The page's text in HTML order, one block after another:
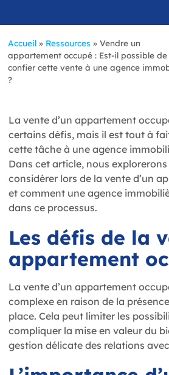
Accueil » Ressources »Vendre un
appartement occupé : Est-il possible de
confier cette vente à une agence
?
La vente d’un appartement
certains défis, mais il est tout à
cette tâche à une agence
Dans cet article, nous
considérer lors de la vente d’un
et comment une agence
dans ce processus.
Les défis de la
appartement
La vente d’un appartement
complexe en raison de la
place. Cela peut limiter les
compliquer la mise en valeur du
gestion délicate des relations